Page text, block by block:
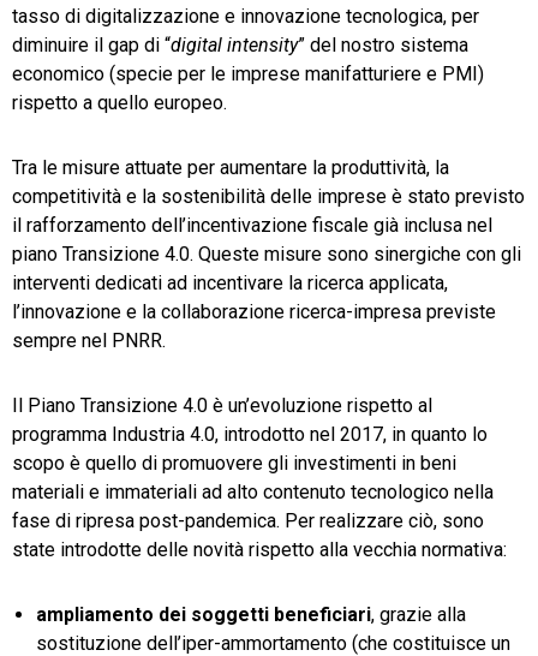
tasso di digitalizzazione e innovazione tecnologica, per
diminuire il gap di “digital intensity” del nostro sistema
economico (specie per le imprese manifatturiere e PMI)
rispetto a quello europeo.
Tra le misure attuate per aumentare la produttività, la
competitività e la sostenibilità delle imprese è stato previsto
il rafforzamento dell’incentivazione fiscale già inclusa nel
piano Transizione 4.0. Queste misure sono sinergiche con gli
interventi dedicati ad incentivare la ricerca applicata,
l’innovazione e la collaborazione ricerca-impresa previste
sempre nel PNRR.
Il Piano Transizione 4.0 è un’evoluzione rispetto al
programma Industria 4.0, introdotto nel 2017, in quanto lo
scopo è quello di promuovere gli investimenti in beni
materiali e immateriali ad alto contenuto tecnologico nella
fase di ripresa post-pandemica. Per realizzare ciò, sono
state introdotte delle novità rispetto alla vecchia normativa:
ampliamento dei soggetti beneficiari, grazie alla
sostituzione dell’iper-ammortamento (che costituisce un